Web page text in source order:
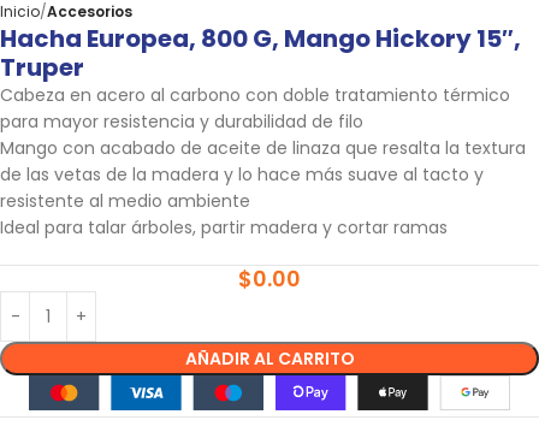
Inicio Accesorios
Hacha Europea, 800 G, Mango Hickory 15″,
Truper
Cabeza en acero al carbono con doble tratamiento térmico
para mayor resistencia y durabilidad de filo
Mango con acabado de aceite de linaza que resalta la textura
de las vetas de la madera y lo hace más suave al tacto y
resistente al medio ambiente
Ideal para talar árboles, partir madera y cortar ramas
$0.00
AÑADIR AL CARRITO